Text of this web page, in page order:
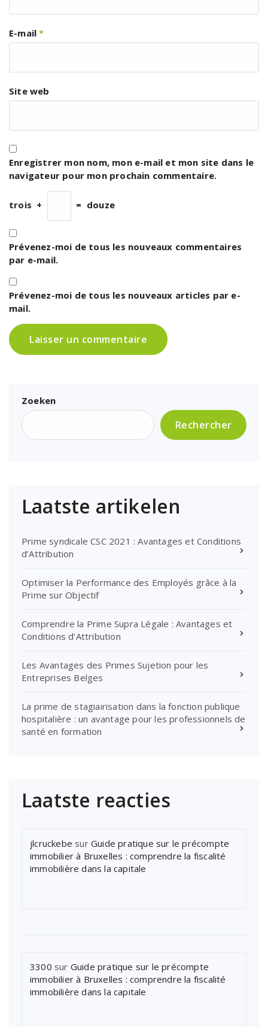
E-mail*
Site web
Enregistrer mon nom, mon e-mail et mon site dans le
navigateur pour mon prochain commentaire.
trois + = douze
Prévenez-moi de tous les nouveaux commentaires
par e-mail.
Prévenez-moi de tous les nouveaux articles par e-
mail.
Zoeken
Rechercher
Laatste artikelen
Prime syndicale CSC 2021 : Avantages et Conditions
d’Attribution
Optimiser la Performance des Employés grâce à la
Prime sur Objectif
Comprendre la Prime Supra Légale : Avantages et
Conditions d’Attribution
Les Avantages des Primes Sujetion pour les
Entreprises Belges
La prime de stagiairisation dans la fonction publique
hospitalière : un avantage pour les professionnels de
santé en formation
Laatste reacties
jlcruckebe sur Guide pratique sur le précompte
immobilier à Bruxelles : comprendre la fiscalité
immobilière dans la capitale
3300 sur Guide pratique sur le précompte
immobilier à Bruxelles : comprendre la fiscalité
immobilière dans la capitale